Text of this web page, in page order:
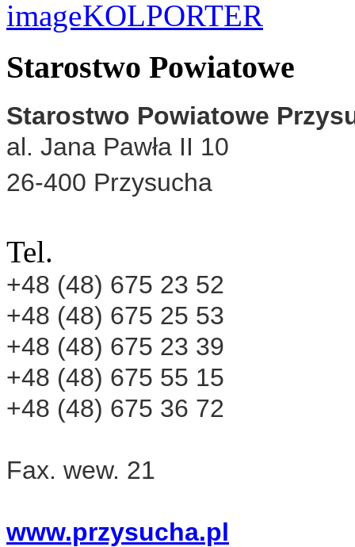
KOLPORTER
Starostwo Powiatowe
Starostwo Powiatowe
al. Jana Pawła II 10
26-400 Przysucha
Tel.
+48 (48) 675 23 52
+48 (48) 675 25 53
+48 (48) 675 23 39
+48 (48) 675 55 15
+48 (48) 675 36 72
Fax. wew. 21
www.przysucha.pl